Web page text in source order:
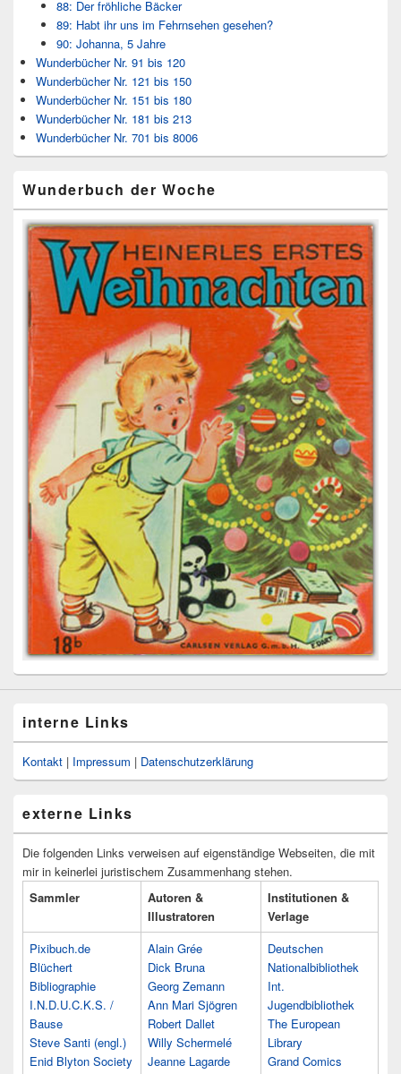
88: Der fröhliche Bäcker
89: Habt ihr uns im Fehrnsehen gesehen?
90: Johanna, 5 Jahre
Wunderbücher Nr. 91 bis 120
Wunderbücher Nr. 121 bis 150
Wunderbücher Nr. 151 bis 180
Wunderbücher Nr. 181 bis 213
Wunderbücher Nr. 701 bis 8006
Wunderbuch der Woche
interne Links
Kontakt | Impressum | Datenschutzerklärung
externe Links
Die folgenden Links verweisen auf eigenständige Webseiten, die mit
mir in keinerlei juristischem Zusammenhang stehen.
Sammler
Autoren &
Illustratoren
Institutionen &
Verlage
Pixibuch.de
Blüchert
Bibliographie
I.N.D.U.C.K.S. /
Bause
Steve Santi (engl.)
Enid Blyton Society
Alain Grée
Dick Bruna
Georg Zemann
Ann Mari Sjögren
Robert Dallet
Willy Schermelé
Jeanne Lagarde
Deutschen
Nationalbibliothek
Int.
Jugendbibliothek
The European
Library
Grand Comics